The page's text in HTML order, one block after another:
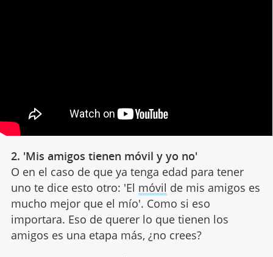
2. 'Mis amigos tienen móvil y yo no'
O en el caso de que ya tenga edad para tener
uno te dice esto otro: 'El móvil de mis amigos es
mucho mejor que el mío'. Como si eso
importara. Eso de querer lo que tienen los
amigos es una etapa más, ¿no crees?